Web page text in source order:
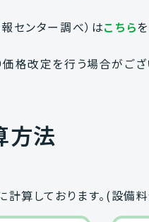
センター調べ）はこちら
格改定を行う場合がご
方法
計算しております。(設